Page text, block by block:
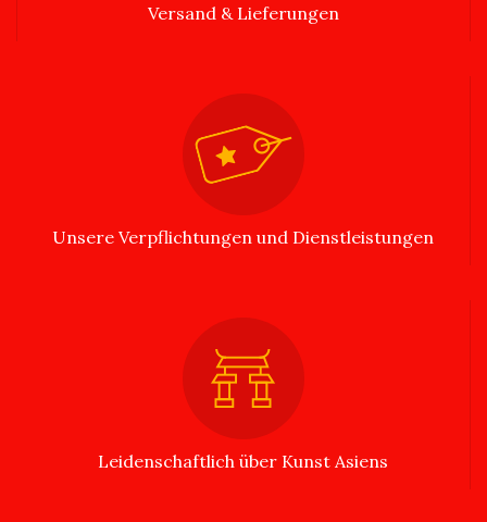
Versand & Lieferungen
Unsere Verpflichtungen und Dienstleistungen
Leidenschaftlich über Kunst Asiens